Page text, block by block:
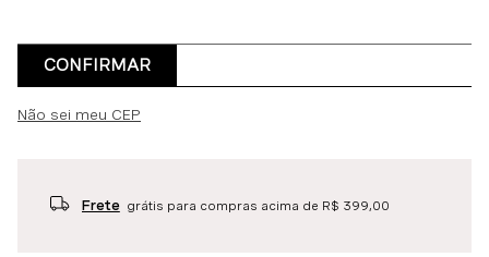
CONFIRMAR
Não sei meu CEP
Frete grátis para compras acima de R$ 399,00